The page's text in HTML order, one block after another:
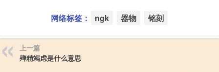
网络标签： ngk 器物 铭刻
上一篇
殚精竭虑是什么意思